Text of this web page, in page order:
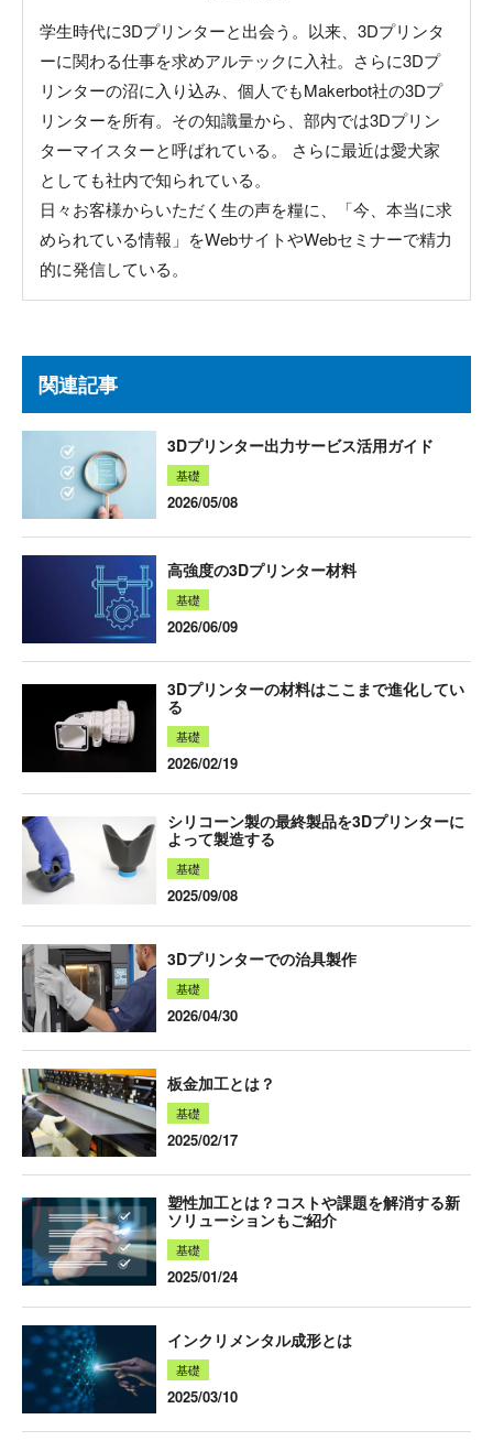
学生時代に3Dプリンターと出会う。以来、3Dプリンタ
ーに関わる仕事を求めアルテックに入社。さらに3Dプ
リンターの沼に入り込み、個人でもMakerbot社の3Dプ
リンターを所有。その知識量から、部内では3Dプリン
ターマイスターと呼ばれている。 さらに最近は愛犬家
としても社内で知られている。
日々お客様からいただく生の声を糧に、「今、本当に求
められている情報」をWebサイトやWebセミナーで精力
的に発信している。
関連記事
3Dプリンター出力サービス活用ガイド
基礎
2026/05/08
高強度の3Dプリンター材料
基礎
2026/06/09
3Dプリンターの材料はここまで進化してい
る
基礎
2026/02/19
シリコーン製の最終製品を3Dプリンターに
よって製造する
基礎
2025/09/08
3Dプリンターでの治具製作
基礎
2026/04/30
板金加工とは？
基礎
2025/02/17
塑性加工とは？コストや課題を解消する新
ソリューションもご紹介
基礎
2025/01/24
インクリメンタル成形とは
基礎
2025/03/10